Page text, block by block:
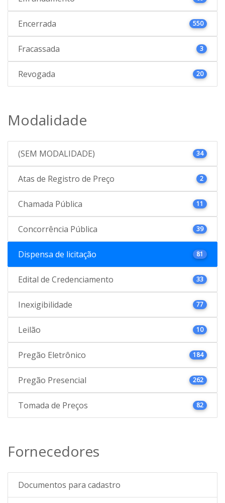
Encerrada 550
Fracassada 3
Revogada 20
Modalidade
(SEM MODALIDADE) 34
Atas de Registro de Preço 2
Chamada Pública 11
Concorrência Pública 39
Dispensa de licitação 81
Edital de Credenciamento 33
Inexigibilidade 77
Leilão 10
Pregão Eletrônico 184
Pregão Presencial 262
Tomada de Preços 82
Fornecedores
Documentos para cadastro